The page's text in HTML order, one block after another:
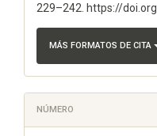
229–242. https://
MÁS FORMATOS DE CITA
NÚMERO